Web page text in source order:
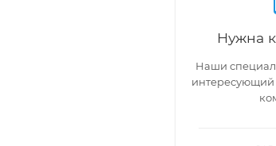
Нужна
Наши
интересующий